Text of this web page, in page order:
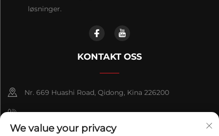
løsninger.
KONTAKT OSS
Nr. 669 Huashi Road, Qidong, Kina 226200
+86-18921656832
We value your privacy